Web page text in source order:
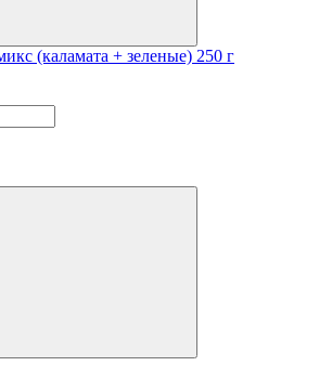
(каламата + зеленые) 250 г